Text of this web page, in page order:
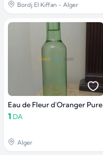
Bordj El Kiffan - Alger
Eau de Fleur d'Oranger Pure
1 DA
Alger